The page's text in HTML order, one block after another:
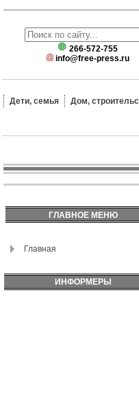
266-572-755
info@free-press.ru
Дети, семья Дом,
ГЛАВНОЕ МЕНЮ
Главная
ИНФОРМЕРЫ